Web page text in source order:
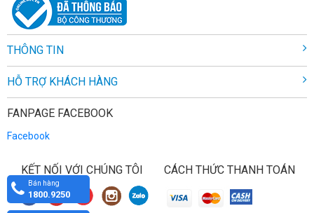
THÔNG TIN
HỖ TRỢ KHÁCH HÀNG
FANPAGE FACEBOOK
Facebook
KẾT NỐI VỚI CHÚNG TÔI CÁCH THỨC THANH TOÁN
Bán hàng
1800.9250